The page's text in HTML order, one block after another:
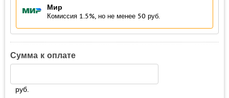
Мир
Комиссия 1.5%, но не менее 50 руб.
Сумма к оплате
руб.